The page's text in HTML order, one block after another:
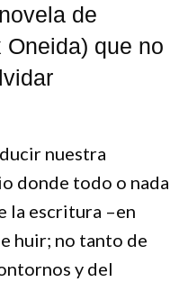
de
que no
nuestra
donde todo o nada
la escritura –en
huir; no tanto de
y del